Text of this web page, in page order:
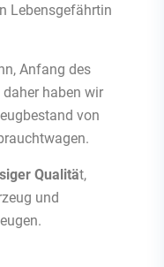
Lebensgefährtin
Anfang des
haben wir
von
Qualität,
und